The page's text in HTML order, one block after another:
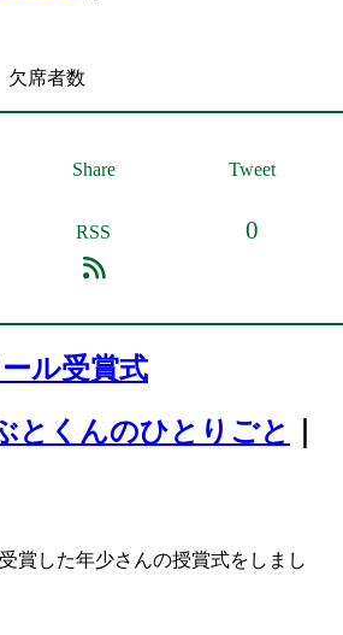
席者数
Share Tweet
RSS 0
ル受賞式
とくんのひとりごと
賞した年少さんの授賞式をしまし